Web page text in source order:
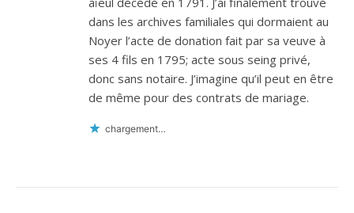
dans les archives familiales qui dormaient au
Noyer l’acte de donation fait par sa veuve à
ses 4 fils en 1795; acte sous seing privé,
donc sans notaire. J’imagine qu’il peut en être
de même pour des contrats de mariage.
chargement…